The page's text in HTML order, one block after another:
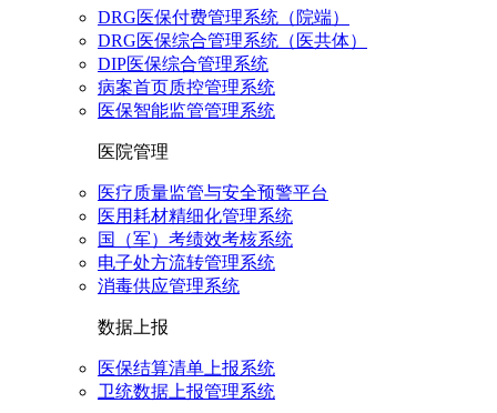
DRG医保付费管理系统（院端）
DRG医保综合管理系统（医共体）
DIP医保综合管理系统
病案首页质控管理系统
医保智能监管管理系统
医院管理
医疗质量监管与安全预警平台
医用耗材精细化管理系统
国（军）考绩效考核系统
电子处方流转管理系统
消毒供应管理系统
数据上报
医保结算清单上报系统
卫统数据上报管理系统